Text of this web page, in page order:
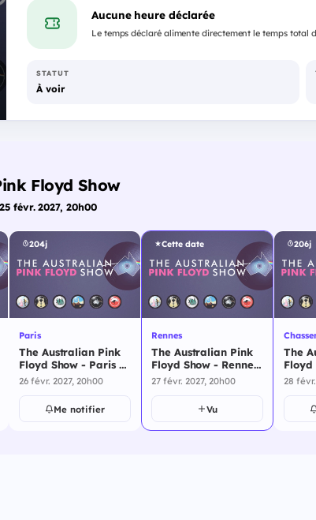
Aucune heure déclarée
Le temps déclaré alimente directement le temps total
STATUT
À voir
Floyd Show
25 févr. 2027, 20h00
204j
Paris
The Australian Pink
Floyd Show - Paris -
26 février 2027
26 févr. 2027, 20h00
Me notifier
Cette date
Rennes
The Australian Pink
Floyd Show - Rennes
- 27 février 2027
27 févr. 2027, 20h00
Vu
206j
The
Floyd
28